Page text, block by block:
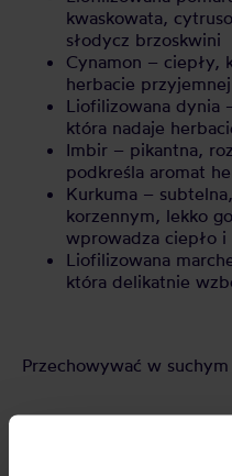
kwaskowata,
słodycz brzoskwini
Cynamon – ciepły,
herbacie
Liofilizowana dynia
która nadaje
Imbir – pikantna,
podkreśla aromat
Kurkuma –
korzennym, lekko
wprowadza ciepło i
Liofilizowana
która delikatnie
Przechowywać w